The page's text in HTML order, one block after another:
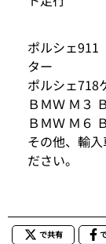
ポルシェ
ター
ポルシェ
ＢＭＷ Ｍ３
ＢＭＷ Ｍ６
その他、輸
ださい。
で共有